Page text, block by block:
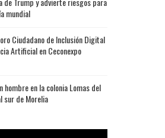
mundial
Ciudadano de Inclusión Digital
Artificial en Ceconexpo
hombre en la colonia Lomas del
sur de Morelia